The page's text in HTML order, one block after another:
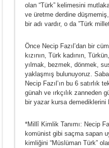
olan “Türk” kelimesini
ve üretme derdine
bir adı vardır, o da ”Türk
Önce Necip Fazıl’dan bir
kızının, Türk kadının,
yılmak, bezmek, dönmek,
yaklaşmış bulunuyoruz.
Necip Fazıl’ın bu 6 satırlık
günah ve ırkçılık zanneden
bir yazar kursa demediklerini
*Millî Kimlik Tanımı: Necip
komünist gibi saçma sapan
kimliğini “Müslüman Türk”